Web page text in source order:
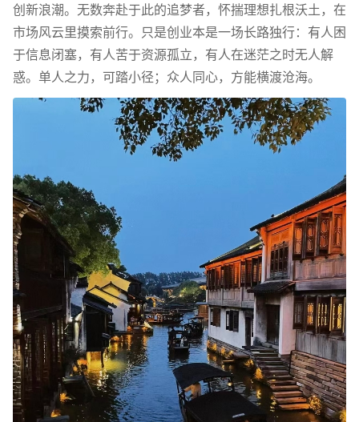
创新浪潮。无数奔赴于此的追梦者，怀揣理想扎根沃土，在
市场风云里摸索前行。只是创业本是一场长路独行：有人困
于信息闭塞，有人苦于资源孤立，有人在迷茫之时无人解
惑。单人之力，可踏小径；众人同心，方能横渡沧海。